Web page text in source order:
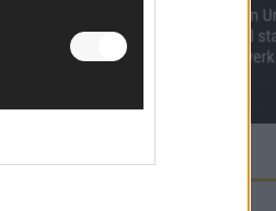
CHECK UNS AUF FACEBOOK